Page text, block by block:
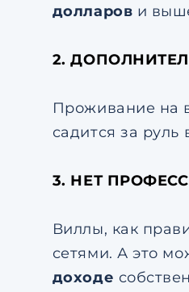
долларов и
2.
Проживание на
садится за
3. НЕТ
Виллы, как
сетями. А это
доходе